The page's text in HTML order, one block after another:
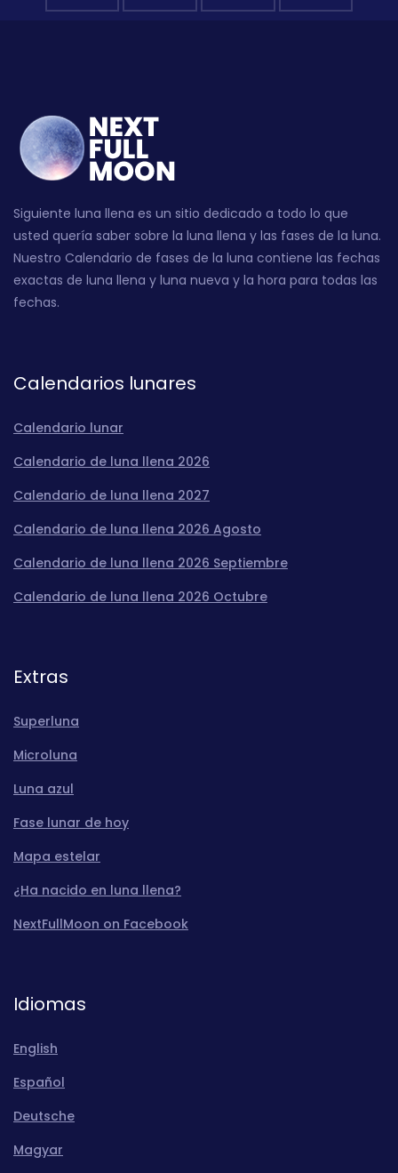
Siguiente luna llena es un sitio dedicado a todo lo que
usted quería saber sobre la luna llena y las fases de la luna.
Nuestro Calendario de fases de la luna contiene las fechas
exactas de luna llena y luna nueva y la hora para todas las
fechas.
Calendarios lunares
Calendario lunar
Calendario de luna llena 2026
Calendario de luna llena 2027
Calendario de luna llena 2026 Agosto
Calendario de luna llena 2026 Septiembre
Calendario de luna llena 2026 Octubre
Extras
Superluna
Microluna
Luna azul
Fase lunar de hoy
Mapa estelar
¿Ha nacido en luna llena?
NextFullMoon on Facebook
Idiomas
English
Español
Deutsche
Magyar